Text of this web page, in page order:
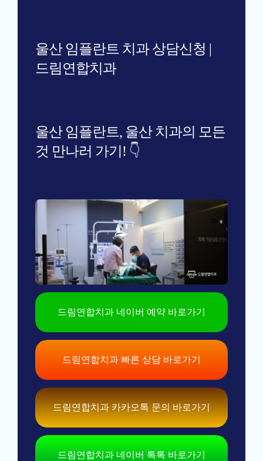
울산 임플란트 치과 상담신청 |
드림연합치과
울산 임플란트, 울산 치과의 모든
것 만나러 가기! 👇
드림연합치과 네이버 예약 바로가기
드림연합치과 빠른 상담 바로가기
드림연합치과 카카오톡 문의 바로가기
드림연합치과 네이버 톡톡 바로가기